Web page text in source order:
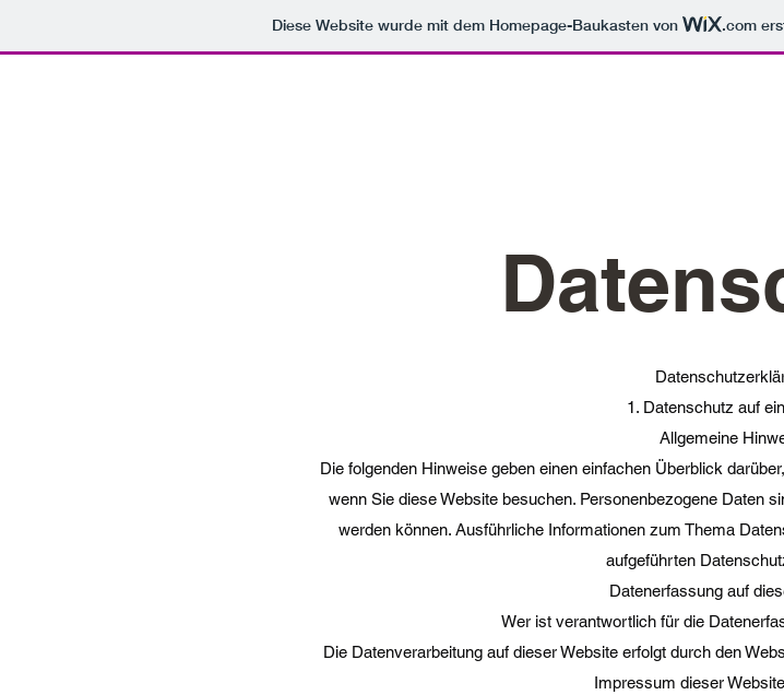
Diese Website wurde mit dem Homepage-Baukasten von .com
1. Datenschutz auf
Allgemeine
Die folgenden Hinweise geben einen einfachen Überblick
wenn Sie diese Website besuchen. Personenbezogene Daten
werden können. Ausführliche Informationen zum Thema
aufgeführten
Datenerfassung auf
Wer ist verantwortlich für die
Die Datenverarbeitung auf dieser Website erfolgt durch den
Impressum dieser